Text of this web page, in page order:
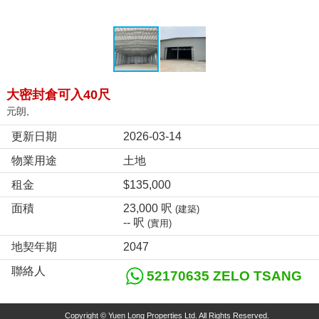
大密封倉可入40尺
元朗,
更新日期
2026-03-14
物業用途
土地
租金
$135,000
面積
23,000 呎 (建築)
-- 呎 (實用)
地契年期
2047
聯絡人
52170635 ZELO TSANG
Copyright © Yuen Long Properties Ltd. All Rights Reserved.